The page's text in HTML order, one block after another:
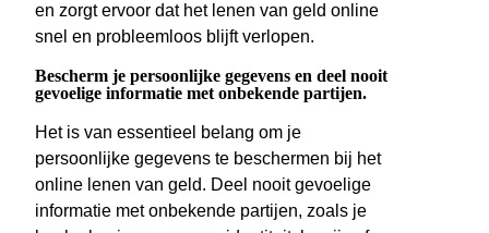
en zorgt ervoor dat het lenen van geld online
snel en probleemloos blijft verlopen.
Bescherm je persoonlijke gegevens en deel nooit
gevoelige informatie met onbekende partijen.
Het is van essentieel belang om je
persoonlijke gegevens te beschermen bij het
online lenen van geld. Deel nooit gevoelige
informatie met onbekende partijen, zoals je